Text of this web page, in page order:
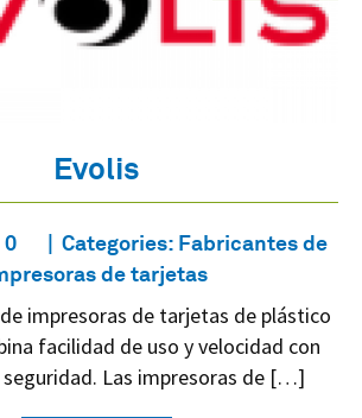
Evolis
0 Categories: Fabricantes de
de tarjetas
impresoras de tarjetas de plástico
facilidad de uso y velocidad con
Las impresoras de […]